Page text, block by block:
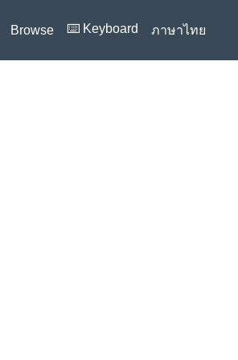
Browse ⌨️ Keyboard ภาษาไทย